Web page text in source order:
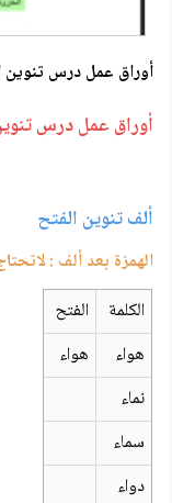
أوراق عمل درس تنوين
أوراق عمل درس
ألف تنوين الفتح
الهمزة بعد ألف :
الكلمة
الفتح
هواء
هواء
نماء
سماء
دواء